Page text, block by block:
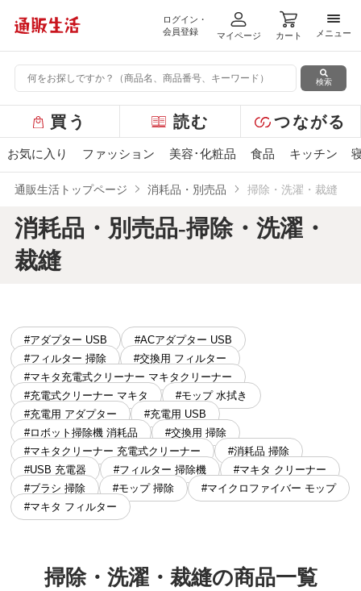
ログイン・
会員登録
マイページ カート
メニ
メニュー
検索
ー
バ
買う 読む つながる
お気に入り ファッション 美容･化粧品 食品 キッチン
通販生活トップページ 消耗品・別売品 掃除・洗濯・裁縫
消耗品・別売品-掃除・洗濯・
裁縫
#アダプター USB
#ACアダプター USB
#フィルター 掃除
#交換用 フィルター
#マキタ充電式クリーナー マキタクリーナー
#充電式クリーナー マキタ
#モップ 水拭き
#充電用 アダプター
#充電用 USB
#ロボット掃除機 消耗品
#交換用 掃除
#マキタクリーナー 充電式クリーナー
#消耗品 掃除
#USB 充電器
#フィルター 掃除機
#マキタ クリーナー
#ブラシ 掃除
#モップ 掃除
#マイクロファイバー モップ
#マキタ フィルター
掃除・洗濯・裁縫の商品一覧